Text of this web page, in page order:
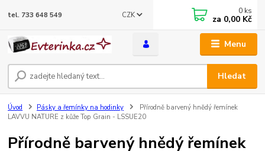
Menu
CZK
Hledat
tel. 733 648 549 0 ks
za 0,00 Kč
Úvod Pásky a řemínky na hodinky
Přírodně barvený hnědý řemínek
LAVVU NATURE z kůže Top Grain - LSSUE20
Přírodně barvený hnědý řemínek